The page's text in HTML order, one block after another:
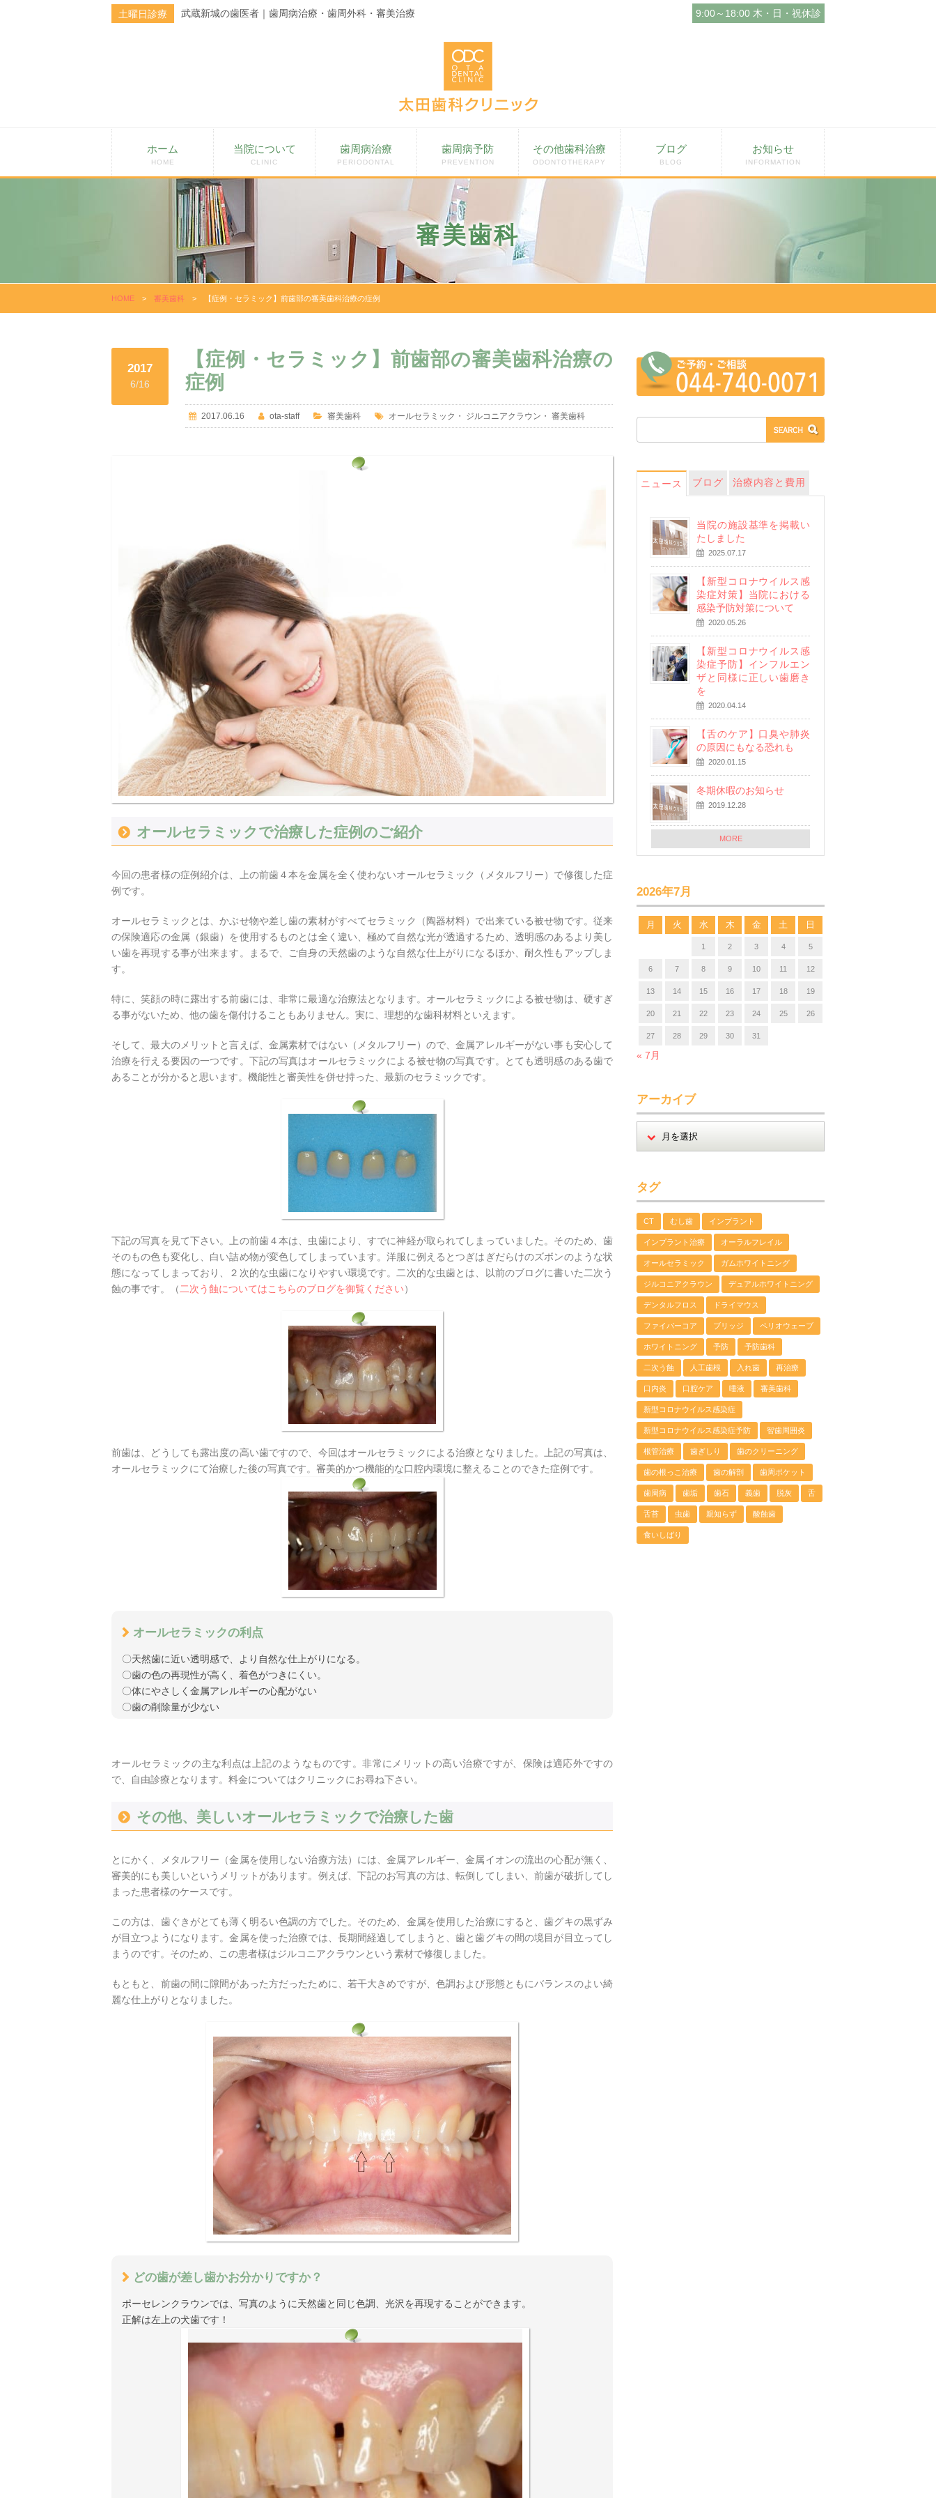
土曜日診療 武蔵新城の歯医者｜歯周病治療・歯周外科・審美治療 9:00～18:00 木・日・祝休診
ホーム
HOME
当院について
CLINIC
歯周病治療
PERIODONTAL
歯周病予防
PREVENTION
その他歯科治療
ODONTOTHERAPY
ブログ
BLOG
お知らせ
INFORMATION
審美歯科
HOME > 審美歯科 > 【症例・セラミック】前歯部の審美歯科治療の症例
2017
6/16
【症例・セラミック】前歯部の審美歯科治療の
症例
2017.06.16 ota-staff 審美歯科 オールセラミック ・ ジルコニアクラウン ・ 審美歯科
オールセラミックで治療した症例のご紹介
今回の患者様の症例紹介は、上の前歯４本を金属を全く使わないオールセラミック（メタルフリー）で修復した症
例です。
オールセラミックとは、かぶせ物や差し歯の素材がすべてセラミック（陶器材料）で出来ている被せ物です。従来
の保険適応の金属（銀歯）を使用するものとは全く違い、極めて自然な光が透過するため、透明感のあるより美し
い歯を再現する事が出来ます。まるで、ご自身の天然歯のような自然な仕上がりになるほか、耐久性もアップしま
す。
特に、笑顔の時に露出する前歯には、非常に最適な治療法となります。オールセラミックによる被せ物は、硬すぎ
る事がないため、他の歯を傷付けることもありません。実に、理想的な歯科材料といえます。
そして、最大のメリットと言えば、金属素材ではない（メタルフリー）ので、金属アレルギーがない事も安心して
治療を行える要因の一つです。下記の写真はオールセラミックによる被せ物の写真です。とても透明感のある歯で
あることが分かると思います。機能性と審美性を併せ持った、最新のセラミックです。
下記の写真を見て下さい。上の前歯４本は、虫歯により、すでに神経が取られてしまっていました。そのため、歯
そのもの色も変化し、白い詰め物が変色してしまっています。洋服に例えるとつぎはぎだらけのズボンのような状
態になってしまっており、２次的な虫歯になりやすい環境です。二次的な虫歯とは、以前のブログに書いた二次う
蝕の事です。（二次う蝕についてはこちらのブログを御覧ください）
前歯は、どうしても露出度の高い歯ですので、今回はオールセラミックによる治療となりました。上記の写真は、
オールセラミックにて治療した後の写真です。審美的かつ機能的な口腔内環境に整えることのできた症例です。
オールセラミックの利点
〇天然歯に近い透明感で、より自然な仕上がりになる。
〇歯の色の再現性が高く、着色がつきにくい。
〇体にやさしく金属アレルギーの心配がない
〇歯の削除量が少ない
オールセラミックの主な利点は上記のようなものです。非常にメリットの高い治療ですが、保険は適応外ですの
で、自由診療となります。料金についてはクリニックにお尋ね下さい。
その他、美しいオールセラミックで治療した歯
とにかく、メタルフリー（金属を使用しない治療方法）には、金属アレルギー、金属イオンの流出の心配が無く、
審美的にも美しいというメリットがあります。例えば、下記のお写真の方は、転倒してしまい、前歯が破折してし
まった患者様のケースです。
この方は、歯ぐきがとても薄く明るい色調の方でした。そのため、金属を使用した治療にすると、歯グキの黒ずみ
が目立つようになります。金属を使った治療では、長期間経過してしまうと、歯と歯グキの間の境目が目立ってし
まうのです。そのため、この患者様はジルコニアクラウンという素材で修復しました。
もともと、前歯の間に隙間があった方だったために、若干大きめですが、色調および形態ともにバランスのよい綺
麗な仕上がりとなりました。
どの歯が差し歯かお分かりですか？
ポーセレンクラウンでは、写真のように天然歯と同じ色調、光沢を再現することができます。
正解は左上の犬歯です！
ニュース ブログ 治療内容と費用
当院の施設基準を掲載い
たしました
2025.07.17
【新型コロナウイルス感
染症対策】当院における
感染予防対策について
2020.05.26
【新型コロナウイルス感
染症予防】インフルエン
ザと同様に正しい歯磨き
を
2020.04.14
【舌のケア】口臭や肺炎
の原因にもなる恐れも
2020.01.15
冬期休暇のお知らせ
2019.12.28
MORE
2026年7月
月 火 水 木 金 土 日
1 2 3 4 5
6 7 8 9 10 11 12
13 14 15 16 17 18 19
20 21 22 23 24 25 26
27 28 29 30 31
« 7月
アーカイブ
タグ
CT むし歯 インプラント
インプラント治療 オーラルフレイル
オールセラミック ガムホワイトニング
ジルコニアクラウン デュアルホワイトニング
デンタルフロス ドライマウス
ファイバーコア ブリッジ ペリオウェーブ
ホワイトニング 予防 予防歯科
二次う蝕 人工歯根 入れ歯 再治療
口内炎 口腔ケア 唾液 審美歯科
新型コロナウイルス感染症
新型コロナウイルス感染症予防 智歯周囲炎
根管治療 歯ぎしり 歯のクリーニング
歯の根っこ治療 歯の解剖 歯周ポケット
歯周病 歯垢 歯石 義歯 脱灰 舌
舌苔 虫歯 親知らず 酸蝕歯
食いしばり